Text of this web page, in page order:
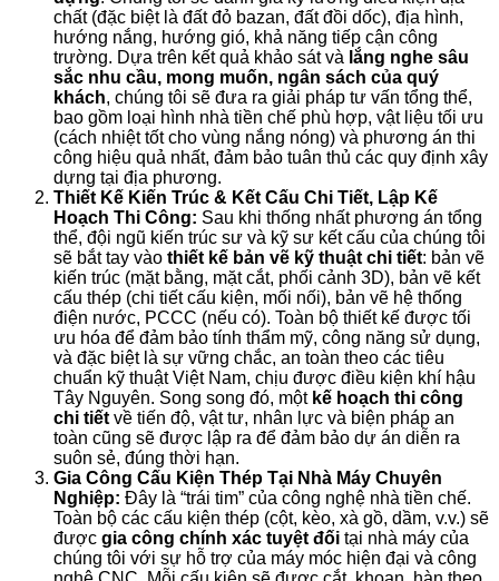
chất (đặc biệt là đất đỏ bazan, đất đồi dốc), địa hình,
hướng nắng, hướng gió, khả năng tiếp cận công
trường. Dựa trên kết quả khảo sát và lắng nghe sâu
sắc nhu cầu, mong muốn, ngân sách của quý
khách, chúng tôi sẽ đưa ra giải pháp tư vấn tổng thể,
bao gồm loại hình nhà tiền chế phù hợp, vật liệu tối ưu
(cách nhiệt tốt cho vùng nắng nóng) và phương án thi
công hiệu quả nhất, đảm bảo tuân thủ các quy định xây
dựng tại địa phương.
Thiết Kế Kiến Trúc & Kết Cấu Chi Tiết, Lập Kế
Hoạch Thi Công: Sau khi thống nhất phương án tổng
thể, đội ngũ kiến trúc sư và kỹ sư kết cấu của chúng tôi
sẽ bắt tay vào thiết kế bản vẽ kỹ thuật chi tiết: bản vẽ
kiến trúc (mặt bằng, mặt cắt, phối cảnh 3D), bản vẽ kết
cấu thép (chi tiết cấu kiện, mối nối), bản vẽ hệ thống
điện nước, PCCC (nếu có). Toàn bộ thiết kế được tối
ưu hóa để đảm bảo tính thẩm mỹ, công năng sử dụng,
và đặc biệt là sự vững chắc, an toàn theo các tiêu
chuẩn kỹ thuật Việt Nam, chịu được điều kiện khí hậu
Tây Nguyên. Song song đó, một kế hoạch thi công
chi tiết về tiến độ, vật tư, nhân lực và biện pháp an
toàn cũng sẽ được lập ra để đảm bảo dự án diễn ra
suôn sẻ, đúng thời hạn.
Gia Công Cấu Kiện Thép Tại Nhà Máy Chuyên
Nghiệp: Đây là “trái tim” của công nghệ nhà tiền chế.
Toàn bộ các cấu kiện thép (cột, kèo, xà gồ, dầm, v.v.) sẽ
được gia công chính xác tuyệt đối tại nhà máy của
chúng tôi với sự hỗ trợ của máy móc hiện đại và công